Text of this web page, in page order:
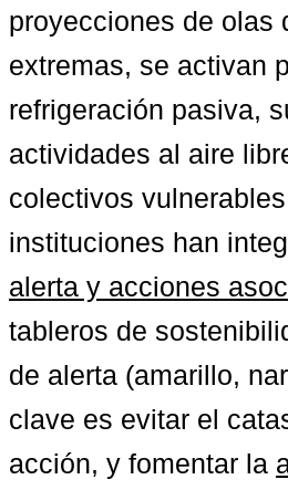
proyecciones de olas
extremas, se activan
refrigeración pasiva,
actividades al aire
colectivos
instituciones han
alerta y acciones
tableros de
de alerta (amarillo,
clave es evitar el
acción, y fomentar la